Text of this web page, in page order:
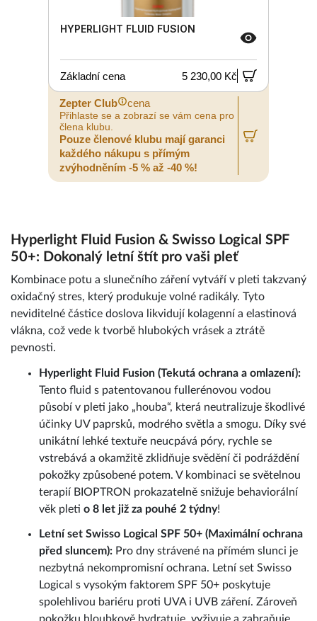
HYPERLIGHT FLUID FUSION
Základní cena 5 230,00 Kč
Zepter Club cena
Přihlaste se a zobrazí se vám cena pro
člena klubu.
Pouze členové klubu mají garanci
každého nákupu s přímým
zvýhodněním -5 % až -40 %!
Hyperlight Fluid Fusion & Swisso Logical SPF
50+: Dokonalý letní štít pro vaši pleť
Kombinace potu a slunečního záření vytváří v pleti takzvaný
oxidačný stres, který produkuje volné radikály. Tyto
neviditelné částice doslova likvidují kolagenní a elastinová
vlákna, což vede k tvorbě hlubokých vrásek a ztrátě
pevnosti.
Hyperlight Fluid Fusion (Tekutá ochrana a omlazení):
Tento fluid s patentovanou fullerénovou vodou
působí v pleti jako „houba“, která neutralizuje škodlivé
účinky UV paprsků, modrého světla a smogu. Díky své
unikátní lehké textuře neucpává póry, rychle se
vstrebává a okamžitě zklidňuje svědění či podráždění
pokožky způsobené potem. V kombinaci se světelnou
terapií BIOPTRON prokazatelně snižuje behaviorální
věk pleti o 8 let již za pouhé 2 týdny!
Letní set Swisso Logical SPF 50+ (Maximální ochrana
před sluncem): Pro dny strávené na přímém slunci je
nezbytná nekompromisní ochrana. Letní set Swisso
Logical s vysokým faktorem SPF 50+ poskytuje
spolehlivou bariéru proti UVA i UVB záření. Zároveň
pokožku hloubkově hydratuje, vyživuje a zabraňuje